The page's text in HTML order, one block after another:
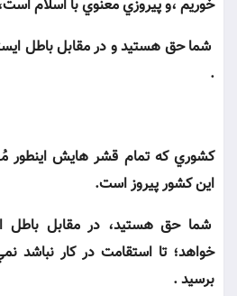
خوريم ،و پيروزي معنوي با اسلام
شما حق هستيد و در مقابل باطل
.
كشوري كه تمام قشر هايش اينطور
اين كشور پيروز است.
شما حق هستيد، در مقابل باطل
خواهد؛ تا استقامت در كار نباشد
برسيد .